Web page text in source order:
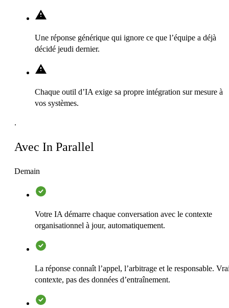
Une réponse générique qui ignore ce que l’équipe a déjà
décidé jeudi dernier.
Chaque outil d’IA exige sa propre intégration sur mesure à
vos systèmes.
.
Avec In Parallel
Demain
Votre IA démarre chaque conversation avec le contexte
organisationnel à jour, automatiquement.
La réponse connaît l’appel, l’arbitrage et le responsable.
contexte, pas des données d’entraînement.